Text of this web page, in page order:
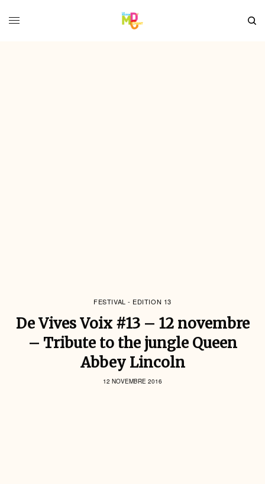
FESTIVAL - EDITION 13
De Vives Voix #13 – 12 novembre
– Tribute to the jungle Queen
Abbey Lincoln
12 NOVEMBRE 2016